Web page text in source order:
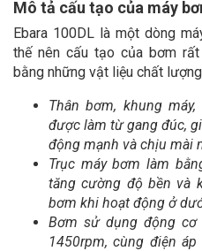
Mô tả cấu tạo của máy
Ebara 100DL là một dòng
thế nên cấu tạo của bơm
bằng những vật liệu chất
Thân bơm, khung
được làm từ gang đúc,
động mạnh và chịu mài
Trục máy bơm làm
tăng cường độ bền và
bơm khi hoạt động ở
Bơm sử dụng động
1450rpm, cùng điện